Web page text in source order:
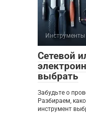
Инструменты
Сетевой
выбрать
Забудьте о
Разбираем,
инструмент